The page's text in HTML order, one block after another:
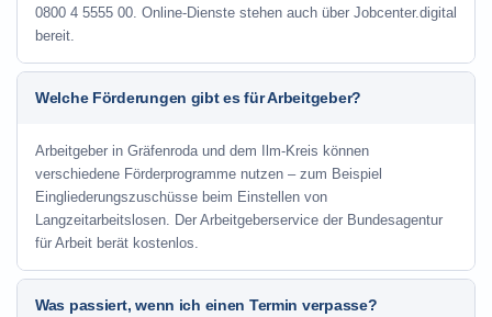
0800 4 5555 00. Online-Dienste stehen auch über Jobcenter.digital
bereit.
Welche Förderungen gibt es für Arbeitgeber?
Arbeitgeber in Gräfenroda und dem Ilm-Kreis können
verschiedene Förderprogramme nutzen – zum Beispiel
Eingliederungszuschüsse beim Einstellen von
Langzeitarbeitslosen. Der Arbeitgeberservice der Bundesagentur
für Arbeit berät kostenlos.
Was passiert, wenn ich einen Termin verpasse?